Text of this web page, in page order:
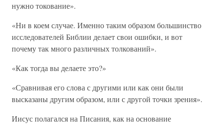
нужно токование».
«Ни в коем случае. Именно таким образом большинство
исследователей Библии делает свои ошибки, и вот
почему так много различных толкований».
«Как тогда вы делаете это?»
«Сравнивая его слова с другими или как они были
высказаны другим образом, или с другой точки зрения».
Иисус полагался на Писания, как на основание